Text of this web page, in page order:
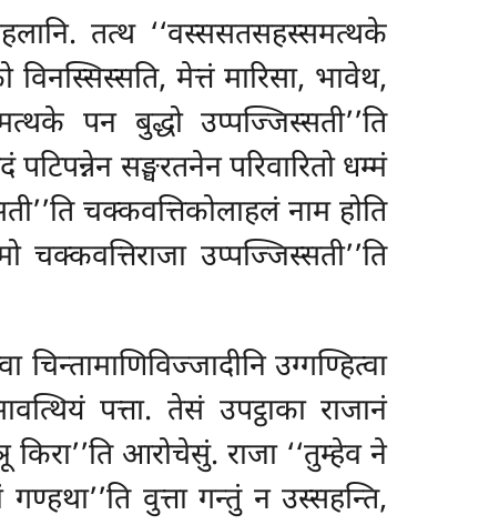
तत्थ ‘‘वस्ससतसहस्समत्थके
मेत्तं मारिसा, भावेथ,
पन बुद्धो उप्पज्जिस्सती’’ति
सङ्घरतनेन परिवारितो धम्मं
चक्कवत्तिकोलाहलं नाम होति
चक्कवत्तिराजा उप्पज्जिस्सती’’ति
उग्गण्हित्वा
पत्ता. तेसं उपट्ठाका राजानं
आरोचेसुं. राजा ‘‘तुम्हेव ने
वुत्ता गन्तुं न उस्सहन्ति,